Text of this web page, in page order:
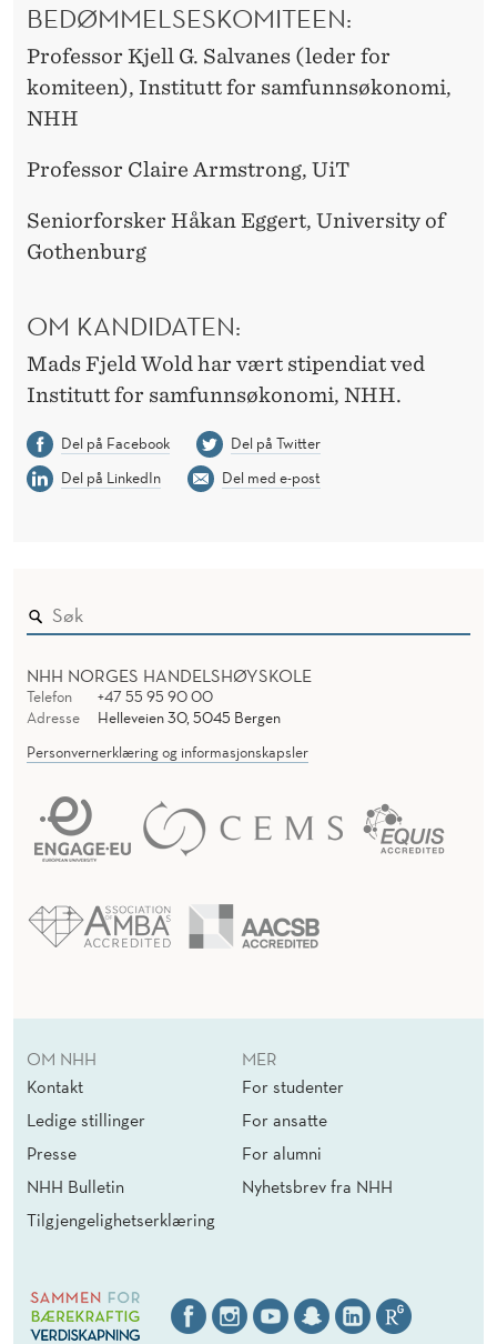
BEDØMMELSESKOMITEEN:
Professor Kjell G. Salvanes (leder for
komiteen), Institutt for samfunnsøkonomi,
NHH
Professor Claire Armstrong, UiT
Seniorforsker Håkan Eggert, University of
Gothenburg
OM KANDIDATEN:
Mads Fjeld Wold har vært stipendiat ved
Institutt for samfunnsøkonomi, NHH.
Del på Facebook
Del på Twitter
Del på LinkedIn
Del med e-post
NHH NORGES HANDELSHØYSKOLE
Telefon
+47 55 95 90 00
Adresse
Helleveien 30, 5045 Bergen
Personvernerklæring og informasjonskapsler
OM NHH
Kontakt
Ledige stillinger
Presse
NHH Bulletin
Tilgjengelighetserklæring
MER
For studenter
For ansatte
For alumni
Nyhetsbrev fra NHH